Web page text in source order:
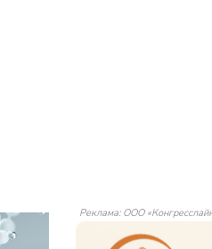
Реклама: ООО